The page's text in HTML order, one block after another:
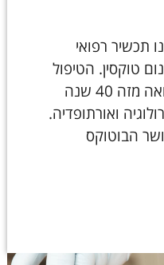
תכשיר רפואי
טוקסין. הטיפול
בבוטוקס קיים בעולם הרפואה מזה 40 שנה
ואורתופדיה.
הבוטוקס